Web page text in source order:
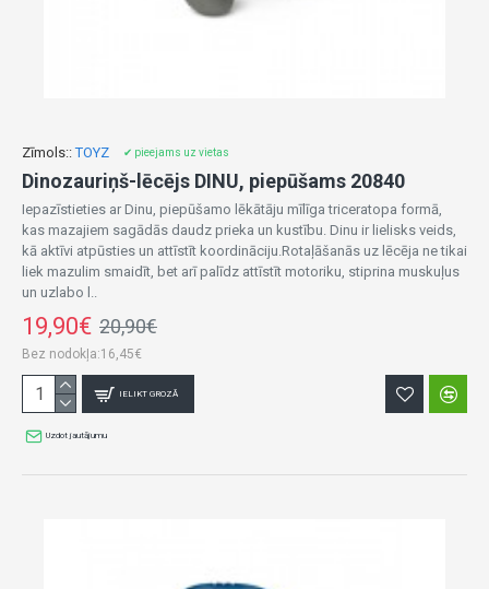
Zīmols:: TOYZ ✔ pieejams uz vietas
Dinozauriņš-lēcējs DINU, piepūšams 20840
Iepazīstieties ar Dinu, piepūšamo lēkātāju mīlīga triceratopa formā,
kas mazajiem sagādās daudz prieka un kustību. Dinu ir lielisks veids,
kā aktīvi atpūsties un attīstīt koordināciju.Rotaļāšanās uz lēсēja ne tikai
liek mazulim smaidīt, bet arī palīdz attīstīt motoriku, stiprina muskuļus
un uzlabo l..
19,90€ 20,90€
Bez nodokļa:16,45€
IELIKT GROZĀ
Uzdot jautājumu